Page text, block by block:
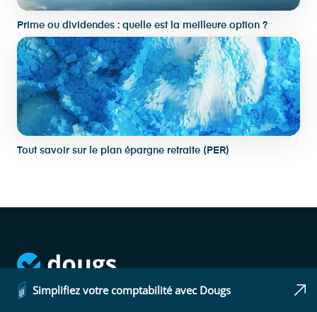
Prime ou dividendes : quelle est la meilleure option ?
Tout savoir sur le plan épargne retraite (PER)
Simplifiez votre comptabilité avec Dougs
L'expert-comptable en ligne qui vous simplifie
vraiment la vie